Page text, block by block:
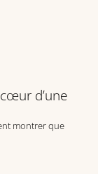
d’une
montrer que